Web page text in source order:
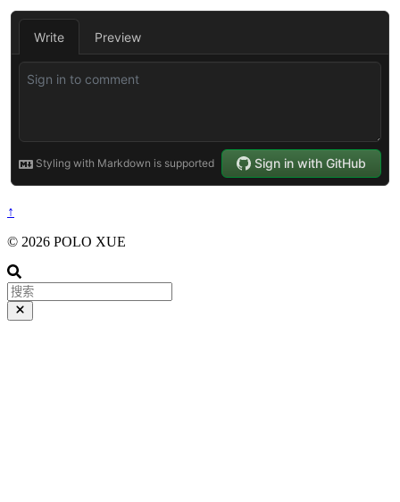
↑
© 2026 POLO XUE